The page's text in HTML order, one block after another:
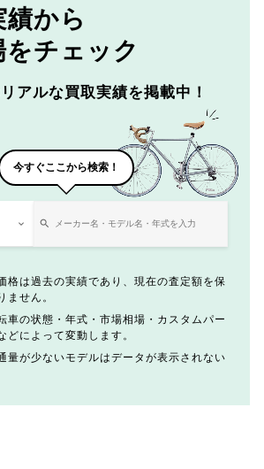
から
をチェック
アルな買取実績を掲載中！
今すぐここから検索！
格は過去の実績であり、現在の査定額を保
ません。
車の状態・年式・市場相場・カスタムパー
どによって変動します。
量が少ないモデルはデータが表示されない